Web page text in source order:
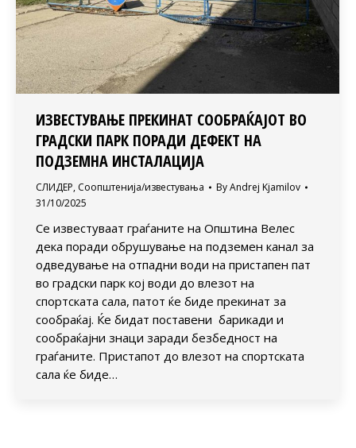
ИЗВЕСТУВАЊЕ ПРЕКИНАТ СООБРАЌАЈОТ ВО
ГРАДСКИ ПАРК ПОРАДИ ДЕФЕКТ НА
ПОДЗЕМНА ИНСТАЛАЦИЈА
СЛИДЕР, Соопштенија/известувања ByAndrej Kjamilov
31/10/2025
Се известуваат граѓаните на Oпштина Велес
дека поради обрушување на подземен канал за
одведување на отпадни води на пристапен пат
во градски парк кој води до влезот на
спортската сала, патот ќе биде прекинат за
сообраќај. Ќе бидат поставени барикади и
сообраќајни знаци заради безбедност на
граѓаните. Пристапот до влезот на спортската
сала ќе биде…